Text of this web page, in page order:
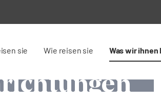
sie Wie reisen sie Was wir ihnen